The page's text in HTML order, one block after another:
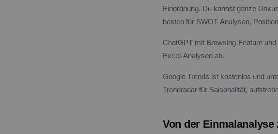
Einordnung. Du kannst ganze
besten für SWOT-Analysen,
ChatGPT mit Browsing-Feature
Excel-Analysen ab.
Google Trends ist kostenlos und
Trendradar für Saisonalität,
Von der